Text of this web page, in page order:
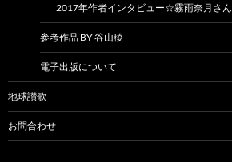
2017年作者インタビュー☆霧雨奈月さん
参考作品 BY 谷山稜
電子出版について
地球讃歌
お問合わせ